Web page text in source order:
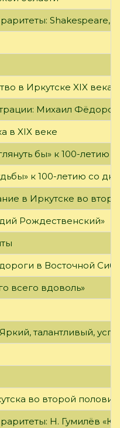
Shakespeare,
в Иркутске XIX века
Михаил Фёдоров
в XIX веке
бы» к 100-летию
к 100-летию со
в Иркутске во
Рождественский»
в Восточной
всего вдоволь»
талантливый,
во второй
Н. Гумилёв